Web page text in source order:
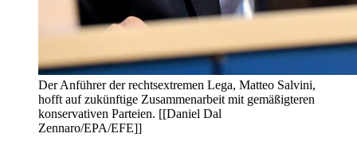
Der Anführer der rechtsextremen Lega, Matteo Salvini,
hofft auf zukünftige Zusammenarbeit mit gemäßigteren
konservativen Parteien. [[Daniel Dal
Zennaro/EPA/EFE]]